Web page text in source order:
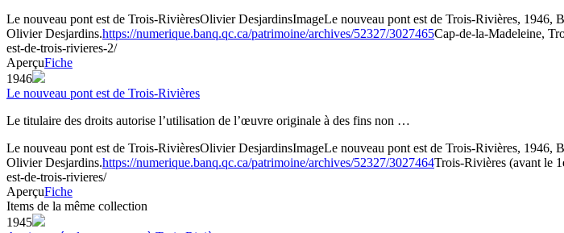
Le nouveau pont est de Trois-RivièresOlivier DesjardinsImageLe nouveau pont est de Trois-Rivières, 1946,
Olivier Desjardins.https://numerique.banq.qc.ca/patrimoine/archives/52327/3027465Cap-de-la-Madeleine,
est-de-trois-rivieres-2/
AperçuFiche
1946
Le nouveau pont est de Trois-Rivières
Le titulaire des droits autorise l’utilisation de l’œuvre originale à des fins non …
Le nouveau pont est de Trois-RivièresOlivier DesjardinsImageLe nouveau pont est de Trois-Rivières, 1946,
Olivier Desjardins.https://numerique.banq.qc.ca/patrimoine/archives/52327/3027464Trois-Rivières (avant le
est-de-trois-rivieres/
AperçuFiche
Items de la même collection
1945